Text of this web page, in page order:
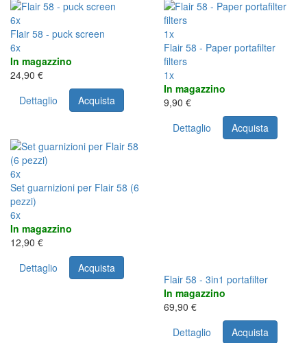
6x
Flair 58 - puck screen
6x
In magazzino
24,90 €
Dettaglio
Acquista
1x
Flair 58 - Paper portafilter
filters
1x
In magazzino
9,90 €
Dettaglio
Acquista
6x
Set guarnizioni per Flair 58 (6
pezzi)
6x
In magazzino
12,90 €
Dettaglio
Acquista
Flair 58 - 3in1 portafilter
In magazzino
69,90 €
Dettaglio
Acquista